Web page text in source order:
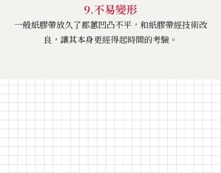
9.不易變形
一般紙膠帶放久了都蕙凹凸不平，和紙膠帶經技術改
良，讓其本身更經得起時間的考驗。